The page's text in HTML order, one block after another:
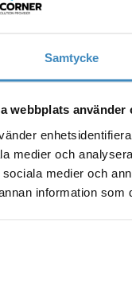
Samtycke
webbplats använder
medier och
sociala medier och
information som